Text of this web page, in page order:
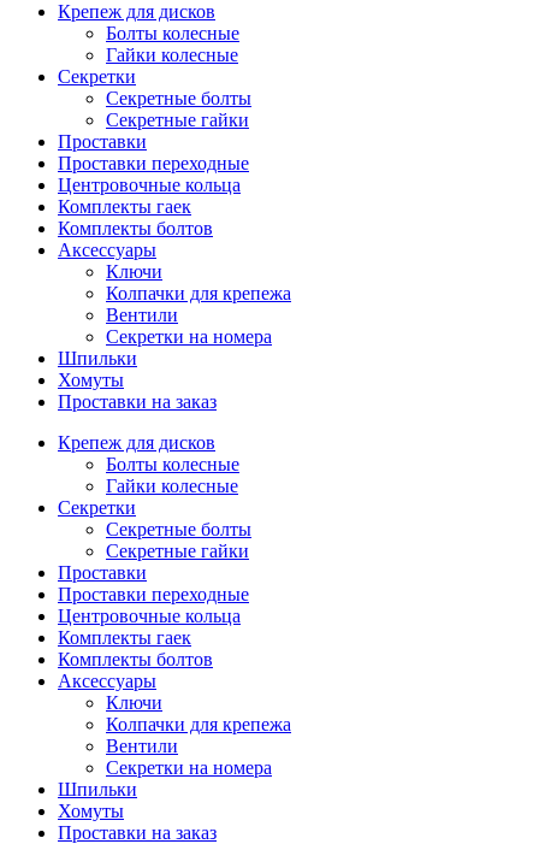
Крепеж для дисков
Болты колесные
Гайки колесные
Секретки
Секретные болты
Секретные гайки
Проставки
Проставки переходные
Центровочные кольца
Комплекты гаек
Комплекты болтов
Аксессуары
Ключи
Колпачки для крепежа
Вентили
Секретки на номера
Шпильки
Хомуты
Проставки на заказ
Крепеж для дисков
Болты колесные
Гайки колесные
Секретки
Секретные болты
Секретные гайки
Проставки
Проставки переходные
Центровочные кольца
Комплекты гаек
Комплекты болтов
Аксессуары
Ключи
Колпачки для крепежа
Вентили
Секретки на номера
Шпильки
Хомуты
Проставки на заказ